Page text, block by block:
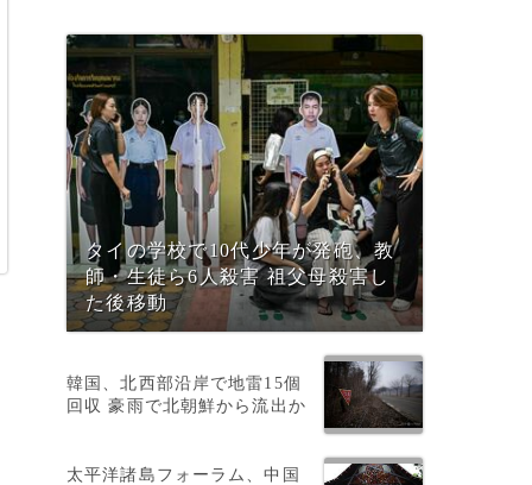
タイの学校で10代少年が発砲、教
師・生徒ら6人殺害 祖父母殺害し
た後移動
韓国、北西部沿岸で地雷15個
回収 豪雨で北朝鮮から流出か
太平洋諸島フォーラム、中国